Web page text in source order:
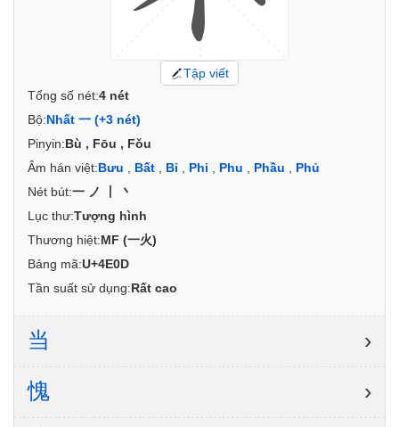
Tập viết
Tổng số nét:4 nét
Bộ:Nhất 一 (+3 nét)
Pinyin:Bù , Fōu , Fǒu
Âm hán việt:Bưu Bất Bỉ Phi Phu Phầu
Phủ
Nét bút:一ノ丨丶
Lục thư:Tượng hình
Thương hiệt:MF (一火)
Bảng mã:U+4E0D
Tần suất sử dụng:Rất cao
当 ›
愧 ›